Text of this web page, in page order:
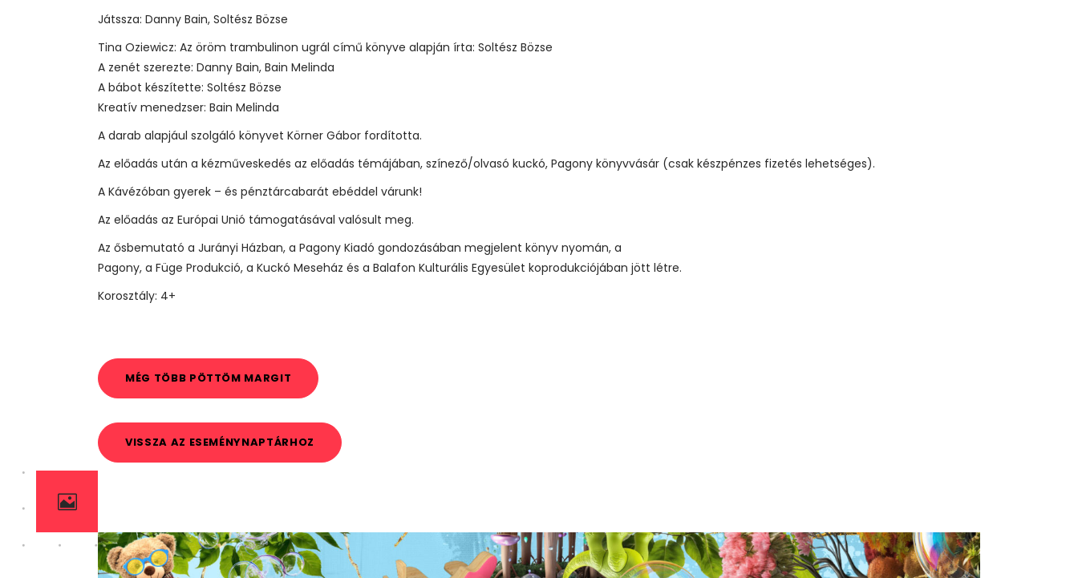
Játssza: Danny Bain, Soltész Bözse
Tina Oziewicz: Az öröm trambulinon ugrál című könyve alapján írta: Soltész Bözse
A zenét szerezte: Danny Bain, Bain Melinda
A bábot készítette: Soltész Bözse
Kreatív menedzser: Bain Melinda
A darab alapjául szolgáló könyvet Körner Gábor fordította.
Az előadás után a kézműveskedés az előadás témájában, színező/olvasó kuckó, Pagony könyvvásár (csak készpénzes fizetés lehetséges).
A Kávézóban gyerek – és pénztárcabarát ebéddel várunk!
Az előadás az Európai Unió támogatásával valósult meg.
Az ősbemutató a Jurányi Házban, a Pagony Kiadó gondozásában megjelent könyv nyomán, a
Pagony, a Füge Produkció, a Kuckó Meseház és a Balafon Kulturális Egyesület koprodukciójában jött létre.
Korosztály: 4+
MÉG TÖBB PÖTTÖM MARGIT
VISSZA AZ ESEMÉNYNAPTÁRHOZ